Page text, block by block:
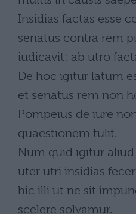
Insidias factas esse
senatus contra rem
iudicavit: ab utro
De hoc igitur latum
et senatus rem non
Pompeius de iure
quaestionem tulit.
Num quid igitur
uter utri insidias
hic illi ut ne sit
scelere solvamur.